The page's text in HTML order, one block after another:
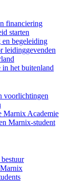
financiering
starten
en begeleiding
leidinggevenden
in het buitenland
voorlichtingen
Marnix Academie
Marnix-student